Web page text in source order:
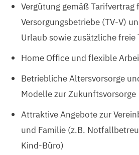
Vergütung gemäß Tarifvertrag
Versorgungsbetriebe (TV-V)
Urlaub sowie zusätzliche freie
Home Office und flexible
Betriebliche Altersvorsorge
Modelle zur Zukunftsvorsorge
Attraktive Angebote zur
und Familie (z.B.
Kind-Büro)